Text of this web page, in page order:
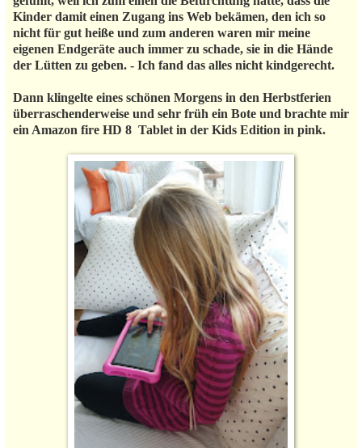
Kinder damit einen Zugang ins Web bekämen, den ich so
nicht für gut heiße und zum anderen waren mir meine
eigenen Endgeräte auch immer zu schade, sie in die Hände
der Lütten zu geben. - Ich fand das alles nicht kindgerecht.
Dann klingelte eines schönen Morgens in den Herbstferien
überraschenderweise und sehr früh ein Bote und brachte mir
ein Amazon fire HD 8 Tablet in der Kids Edition in pink.